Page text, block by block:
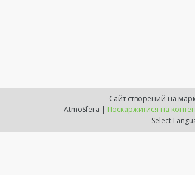
Сайт створений на
AtmoSfera | Поскаржитися на
Select